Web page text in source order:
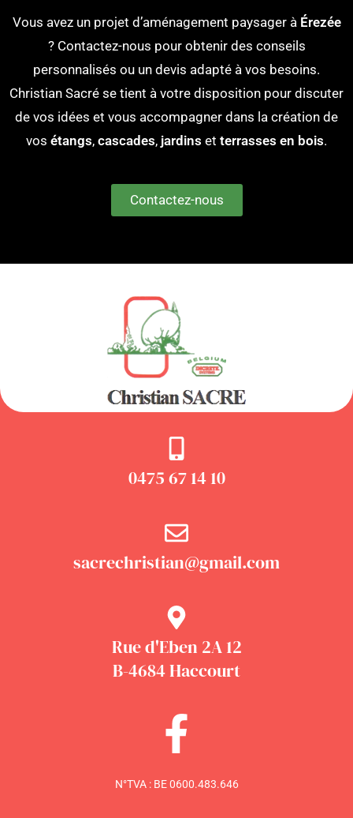
Vous avez un projet d’aménagement paysager à Érezée
? Contactez-nous pour obtenir des conseils
personnalisés ou un devis adapté à vos besoins.
Christian Sacré se tient à votre disposition pour discuter
de vos idées et vous accompagner dans la création de
vos étangs, cascades, jardins et terrasses en bois.
Contactez-nous
0475 67 14 10
sacrechristian@gmail.com
Rue d'Eben 2A 12
B-4684 Haccourt
N°TVA : BE 0600.483.646